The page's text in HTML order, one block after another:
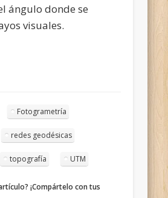
ángulo donde se
visuales.
Fotogrametría
redes geodésicas
topografía UTM
¡Compártelo con tus